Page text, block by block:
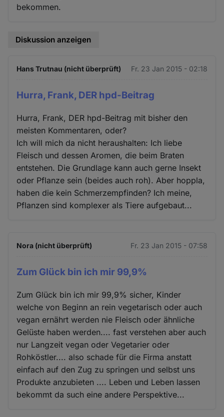
bekommen.
Diskussion anzeigen
Hans Trutnau (nicht überprüft) Fr. 23 Jan 2015 - 02:18
Hurra, Frank, DER hpd-Beitrag
Hurra, Frank, DER hpd-Beitrag mit bisher den
meisten Kommentaren, oder?
Ich will mich da nicht heraushalten: Ich liebe
Fleisch und dessen Aromen, die beim Braten
entstehen. Die Grundlage kann auch gerne Insekt
oder Pflanze sein (beides auch roh). Aber hoppla,
haben die kein Schmerzempfinden? Ich meine,
Pflanzen sind komplexer als Tiere aufgebaut...
Nora (nicht überprüft) Fr. 23 Jan 2015 - 07:58
Zum Glück bin ich mir 99,9%
Zum Glück bin ich mir 99,9% sicher, Kinder
welche von Beginn an rein vegetarisch oder auch
vegan ernährt werden nie Fleisch oder ähnliche
Gelüste haben werden.... fast verstehen aber auch
nur Langzeit vegan oder Vegetarier oder
Rohköstler.... also schade für die Firma anstatt
einfach auf den Zug zu springen und selbst uns
Produkte anzubieten .... Leben und Leben lassen
bekommt da such eine andere Perspektive...